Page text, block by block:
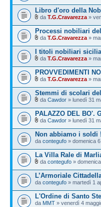
Libro d'oro della
da T.G.Cravarezza »
Processi nobiliari
da T.G.Cravarezza »
I titoli nobiliari
da T.G.Cravarezza »
PROVVEDIMENTI
da T.G.Cravarezza »
Stemmi di scolari
da Cawdor » lunedì 31
PALAZZO DEL BO'.
da Cawdor » lunedì 31
Non abbiamo i soldi !
da contegufo » domenica
La Villa Rale di
da contegufo »
L’Armoriale
da contegufo » martedì 1
L'Ordine di Santo
da MMT » venerdì 4